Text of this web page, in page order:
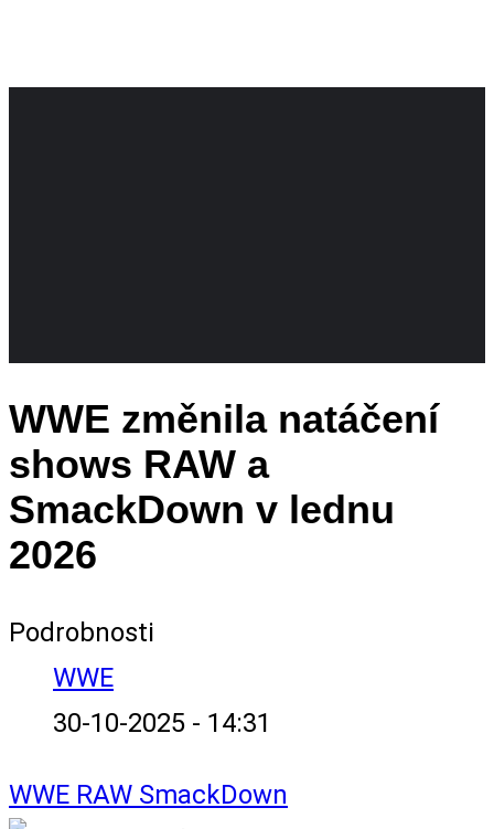
WWE změnila natáčení
shows RAW a
SmackDown v lednu
2026
Podrobnosti
WWE
30-10-2025 - 14:31
WWE RAW SmackDown